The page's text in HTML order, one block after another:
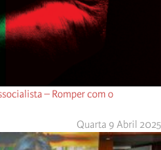
– Romper com o
Quarta 9 Abril 2025